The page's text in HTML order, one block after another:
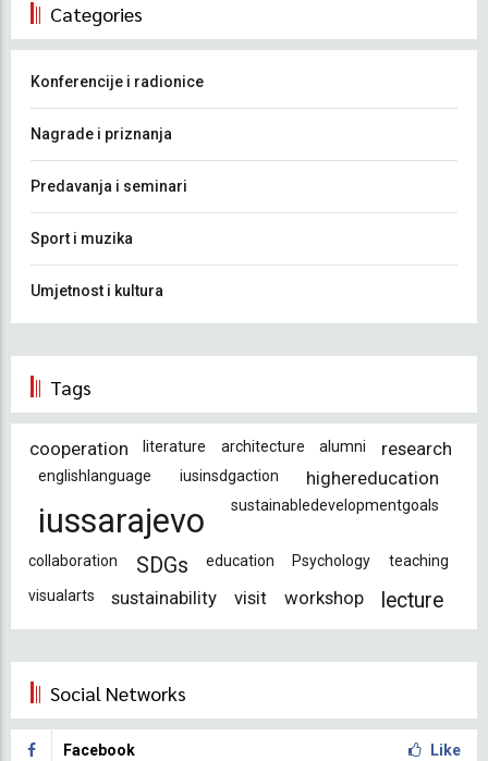
Categories
Konferencije i radionice
Nagrade i priznanja
Predavanja i seminari
Sport i muzika
Umjetnost i kultura
Tags
cooperation literature architecture alumni research
englishlanguage iusinsdgaction highereducation
iussarajevo sustainabledevelopmentgoals
collaboration SDGs education Psychology
teaching
visualarts
sustainability visit workshop lecture
Social Networks
Facebook Like